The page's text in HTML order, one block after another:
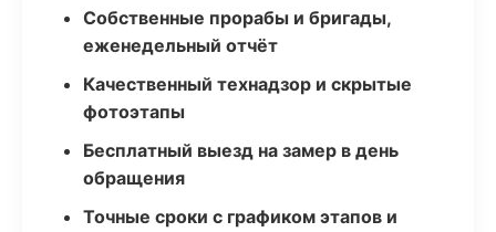
Собственные прорабы и бригады,
еженедельный отчёт
Качественный технадзор и скрытые
фотоэтапы
Бесплатный выезд на замер в день
обращения
Точные сроки с графиком этапов и